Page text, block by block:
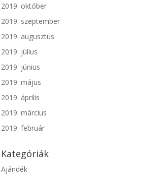
2019. október
2019. szeptember
2019. augusztus
2019. július
2019. június
2019. május
2019. április
2019. március
2019. február
Kategóriák
Ajándék